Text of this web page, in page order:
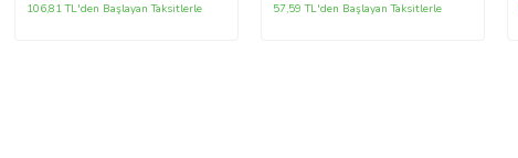
106,81 TL'den Başlayan Taksitlerle 57,59 TL'den Başlayan Taksitlerle